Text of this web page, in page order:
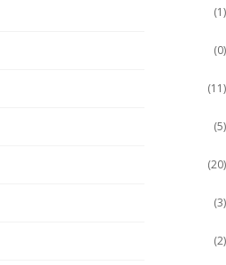
(1)
(0)
(11)
(5)
(20)
(3)
(2)